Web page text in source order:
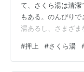
て、さくら湯は清
もある。のんびり
湯あるし、さまざま
湯・サウナ）
#押上 #さくら湯